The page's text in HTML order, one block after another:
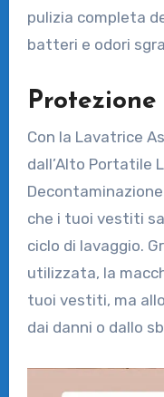
pulizia completa
batteri e odori
Con la Lavatrice
dall’Alto Portatile
Decontaminazione
che i tuoi vestiti
ciclo di lavaggio.
utilizzata, la
tuoi vestiti, ma
dai danni o dallo